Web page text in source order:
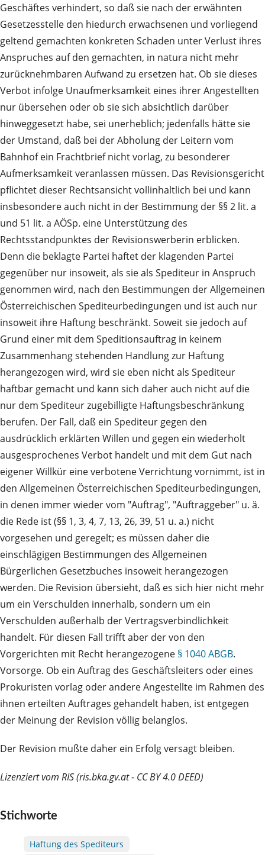
Geschäftes verhindert, so daß sie nach der erwähnten
Gesetzesstelle den hiedurch erwachsenen und vorliegend
geltend gemachten konkreten Schaden unter Verlust ihres
Anspruches auf den gemachten, in natura nicht mehr
zurücknehmbaren Aufwand zu ersetzen hat. Ob sie dieses
Verbot infolge Unaufmerksamkeit eines ihrer Angestellten
nur übersehen oder ob sie sich absichtlich darüber
hinweggesetzt habe, sei unerheblich; jedenfalls hätte sie
der Umstand, daß bei der Abholung der Leitern vom
Bahnhof ein Frachtbrief nicht vorlag, zu besonderer
Aufmerksamkeit veranlassen müssen. Das Revisionsgericht
pflichtet dieser Rechtsansicht vollinhaltlich bei und kann
insbesondere auch nicht in der Bestimmung der §§ 2 lit. a
und 51 lit. a AÖSp. eine Unterstützung des
Rechtsstandpunktes der Revisionswerberin erblicken.
Denn die beklagte Partei haftet der klagenden Partei
gegenüber nur insoweit, als sie als Spediteur in Anspruch
genommen wird, nach den Bestimmungen der Allgemeinen
Österreichischen Spediteurbedingungen und ist auch nur
insoweit ihre Haftung beschränkt. Soweit sie jedoch auf
Grund einer mit dem Speditionsauftrag in keinem
Zusammenhang stehenden Handlung zur Haftung
herangezogen wird, wird sie eben nicht als Spediteur
haftbar gemacht und kann sich daher auch nicht auf die
nur dem Spediteur zugebilligte Haftungsbeschränkung
berufen. Der Fall, daß ein Spediteur gegen den
ausdrücklich erklärten Willen und gegen ein wiederholt
ausgesprochenes Verbot handelt und mit dem Gut nach
eigener Willkür eine verbotene Verrichtung vornimmt, ist in
den Allgemeinen Österreichischen Spediteurbedingungen,
in denen immer wieder vom "Auftrag", "Auftraggeber" u. ä.
die Rede ist (§§ 1, 3, 4, 7, 13, 26, 39, 51 u. a.) nicht
vorgesehen und geregelt; es müssen daher die
einschlägigen Bestimmungen des Allgemeinen
Bürgerlichen Gesetzbuches insoweit herangezogen
werden. Die Revision übersieht, daß es sich hier nicht mehr
um ein Verschulden innerhalb, sondern um ein
Verschulden außerhalb der Vertragsverbindlichkeit
handelt. Für diesen Fall trifft aber der von den
Vorgerichten mit Recht herangezogene § 1040 ABGB.
Vorsorge. Ob ein Auftrag des Geschäftsleiters oder eines
Prokuristen vorlag oder andere Angestellte im Rahmen des
ihnen erteilten Auftrages gehandelt haben, ist entgegen
der Meinung der Revision völlig belanglos.
Der Revision mußte daher ein Erfolg versagt bleiben.
Lizenziert vom RIS (ris.bka.gv.at - CC BY 4.0 DEED)
Stichworte
Haftung des Spediteurs